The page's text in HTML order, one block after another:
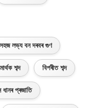
সহজ লভ্য বন দৰবৰ গুণ
শব্দ বিপৰীত শব্দ
প্ৰজাতি